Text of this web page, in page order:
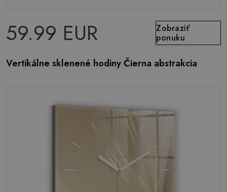
59.99 EUR
Zobraziť
ponuku
Vertikálne sklenené hodiny Čierna abstrakcia